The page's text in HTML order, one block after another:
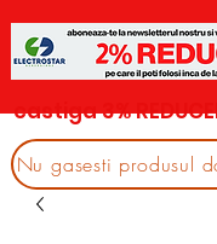
castiga 3%
Nu gasesti produsul